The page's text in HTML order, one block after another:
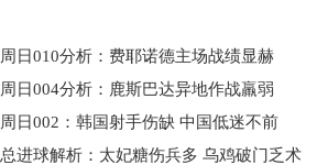
周日010分析：费耶诺德主场战绩显赫
周日004分析：鹿斯巴达异地作战羸弱
周日002：韩国射手伤缺 中国低迷不前
总进球解析：太妃糖伤兵多 乌鸡破门乏术